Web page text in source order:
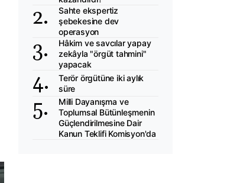
Sahte ekspertiz
şebekesine dev
operasyon
Hâkim ve savcılar yapay
zekâyla "örgüt tahmini"
yapacak
Terör örgütüne iki aylık
süre
Milli Dayanışma ve
Toplumsal Bütünleşmenin
Güçlendirilmesine Dair
Kanun Teklifi Komisyon'da